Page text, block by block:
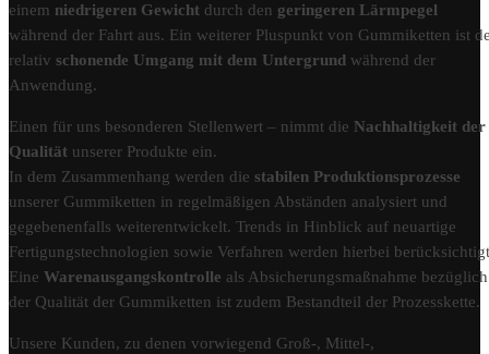
einem niedrigeren Gewicht durch den geringeren Lärmpegel
während der Fahrt aus. Ein weiterer Pluspunkt von Gummiketten ist
relativ schonende Umgang mit dem Untergrund während der
Anwendung.
Einen für uns besonderen Stellenwert – nimmt die Nachhaltigkeit der
Qualität unserer Produkte ein.
In dem Zusammenhang werden die stabilen Produktionsprozesse
unserer Gummiketten in regelmäßigen Abständen analysiert und
gegebenenfalls weiterentwickelt. Trends in Hinblick auf neuartige
Fertigungstechnologien sowie Verfahren werden hierbei
Eine Warenausgangskontrolle als Absicherungsmaßnahme bezüglich
der Qualität der Gummiketten ist zudem Bestandteil der Prozesskette.
Unsere Kunden, zu denen vorwiegend Groß-, Mittel-,